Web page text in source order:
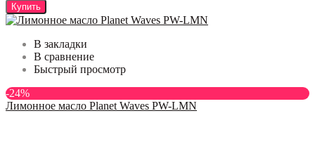
Купить
В закладки
В сравнение
Быстрый просмотр
-24%
Лимонное масло Planet Waves PW-LMN